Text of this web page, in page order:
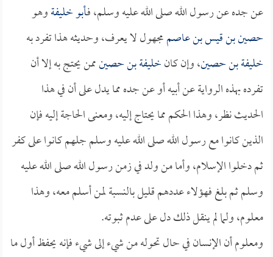
عن جده عن رسول الله صلى الله عليه وسلم، فـأبو خليفةوهو
حصين بن قيس بن عاصممجهول لا يعرف، وحديثه هذا تفرد به
خليفة بن حصين، وإن كانخليفة بن حصينممن يحتج به إلا أن
تفرده بهذه الرواية عن أبيه أو عن جده مما يدل على أن في هذا
الحديث نظر، وهذا الحكم مما يحتاج إليه، ومعنى الحاجة إليه فإن
الذين كانوا مع رسول الله صلى الله عليه وسلم جلهم كانوا على كفر
ثم دخلوا الإسلام، وأما من ولد في زمن رسول الله صلى الله عليه
وسلم ثم بلغ فهؤلاء عددهم قليل بالنسبة لمن أسلم معه، وهذا
معلوم، ولما لم ينقل ذلك دل على عدم ثبوته.
ومعلوم أن الإنسان في حال تحوله من شيء إلى شيء فإنه يحفظ أول ما